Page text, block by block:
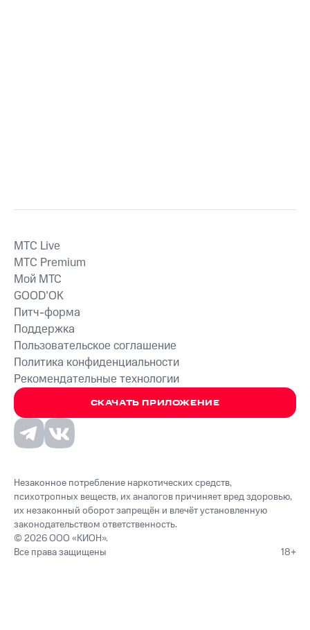
СКАЧАТЬ ПРИЛОЖЕНИЕ
MTС Live
MTС Premium
Мой МТС
GOOD’OK
Питч-форма
Поддержка
Пользовательское соглашение
Политика конфиденциальности
Рекомендательные технологии
Незаконное потребление наркотических средств,
психотропных веществ, их аналогов причиняет вред здоровью,
их незаконный оборот запрещён и влечёт установленную
законодательством ответственность.
© 2026 ООО «КИОН».
Все права защищены
18+